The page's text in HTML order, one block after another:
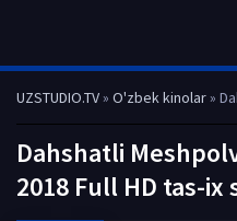
UZSTUDIO.TV» O'zbek kinolar»
Dahshatli
2018 Full HD tas-ix